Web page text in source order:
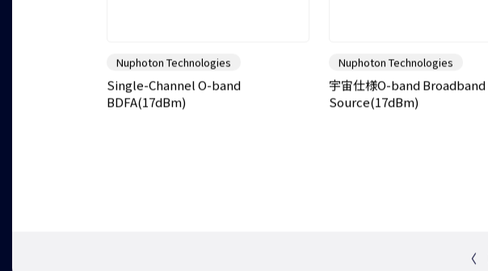
Nuphoton Technologies
Single-Channel O-band
BDFA(17dBm)
Nuphoton Technologies
宇宙仕様O-band Broadband
Source(17dBm)
〈